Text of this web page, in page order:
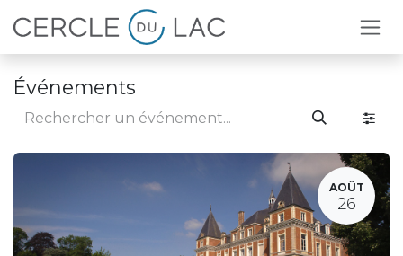
Se rendre au contenu
Événements
AOÛT
26